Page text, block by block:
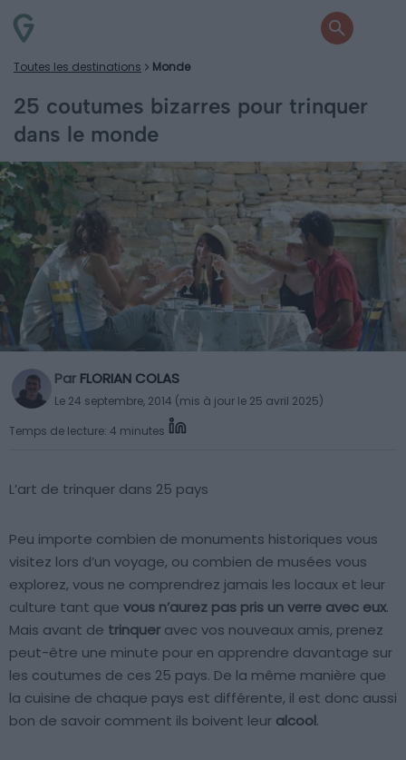
Toutes les destinations Monde
25 coutumes bizarres pour trinquer
dans le monde
Par FLORIAN COLAS
Le 24 septembre, 2014 (mis à jour le 25 avril 2025)
Temps de lecture: 4 minutes
L’art de trinquer dans 25 pays
Peu importe combien de monuments historiques vous
visitez lors d’un voyage, ou combien de musées vous
explorez, vous ne comprendrez jamais les locaux et leur
culture tant que vous n’aurez pas pris un verre avec eux.
Mais avant de trinquer avec vos nouveaux amis, prenez
peut-être une minute pour en apprendre davantage sur
les coutumes de ces 25 pays. De la même manière que
la cuisine de chaque pays est différente, il est donc aussi
bon de savoir comment ils boivent leur alcool.